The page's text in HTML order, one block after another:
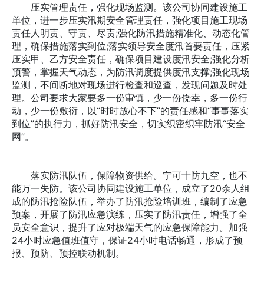
压实管理责任，强化现场监测。该公司协同建设施工
单位，进一步压实汛期安全管理责任，强化项目施工现场
责任人明责、守责、尽责;强化防汛措施精准化、动态化管
理，确保措施落实到位;落实领导安全度汛首要责任，压紧
压实甲、乙方安全责任，确保项目建设度汛安全;强化分析
预警，掌握天气动态，为防汛调度提供度汛支撑;强化现场
监测，不间断地对现场进行检查和巡查，发现问题及时处
理。公司要求大家要多一份审慎，少一份侥幸，多一份行
动，少一份敷衍，以“时时放心不下”的责任感和“事事落实
到位”的执行力，抓好防汛安全，切实织密织牢防汛“安全
网”。
落实防汛队伍，保障物资供给。宁可十防九空，也不
能万一失防。该公司协同建设施工单位，成立了20余人组
成的防汛抢险队伍，举办了防汛抢险培训班，编制了应急
预案，开展了防汛应急演练，压实了防汛责任，增强了全
员安全意识，提升了应对极端天气的应急保障能力。加强
24小时应急值班值守，保证24小时电话畅通，形成了预
报、预防、预控联动机制。